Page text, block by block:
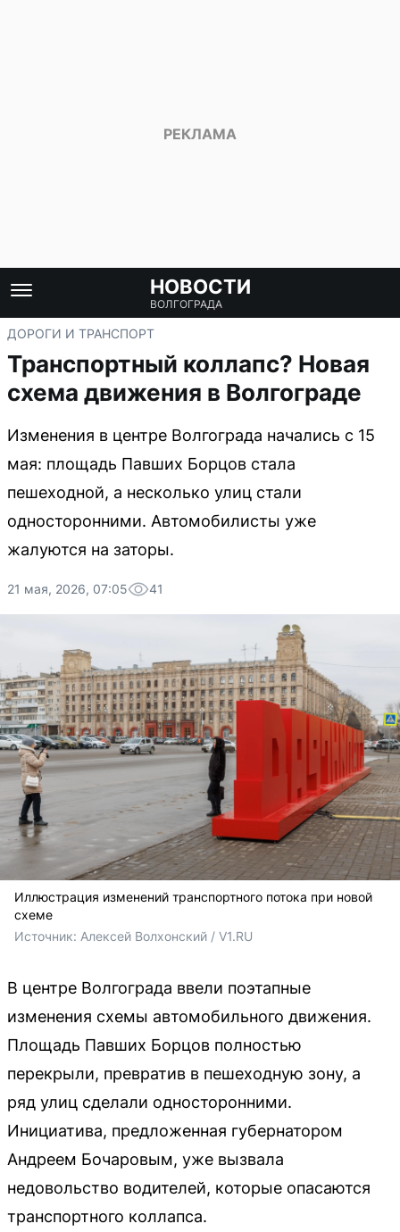
НОВОСТИ
ВОЛГОГРАДА
ДОРОГИ И ТРАНСПОРТ
Транспортный коллапс? Новая
схема движения в Волгограде
Изменения в центре Волгограда начались с 15
мая: площадь Павших Борцов стала
пешеходной, а несколько улиц стали
односторонними. Автомобилисты уже
жалуются на заторы.
21 мая, 2026, 07:05 41
Иллюстрация изменений транспортного потока при новой
схеме
Источник: Алексей Волхонский / V1.RU
В центре Волгограда ввели поэтапные
изменения схемы автомобильного движения.
Площадь Павших Борцов полностью
перекрыли, превратив в пешеходную зону, а
ряд улиц сделали односторонними.
Инициатива, предложенная губернатором
Андреем Бочаровым, уже вызвала
недовольство водителей, которые опасаются
транспортного коллапса.